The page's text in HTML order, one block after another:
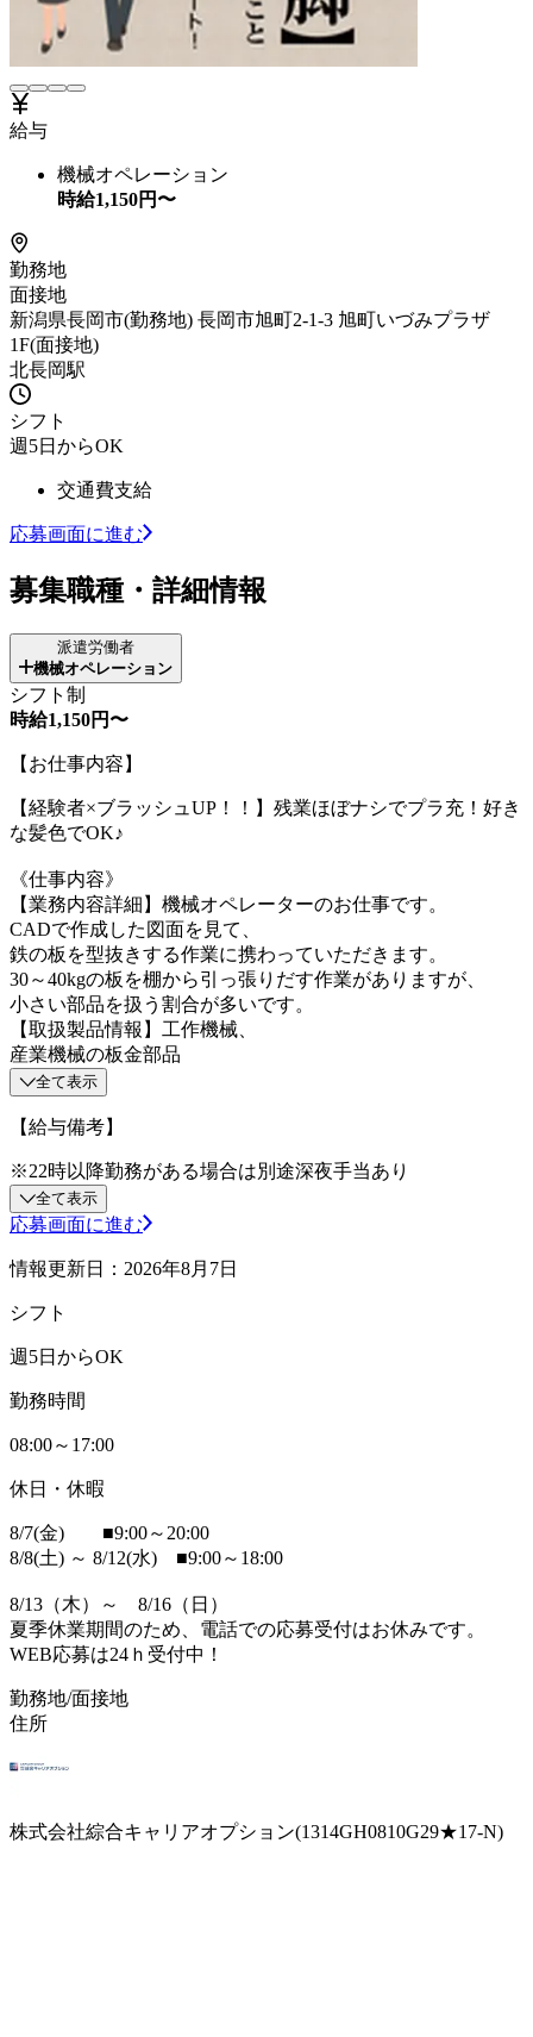
給与
機械オペレーション
時給1,150円〜
勤務地
面接地
新潟県長岡市(勤務地) 長岡市旭町2-1-3 旭町いづみプラザ
1F(面接地)
北長岡駅
シフト
週5日からOK
交通費支給
応募画面に進む
募集職種・詳細情報
派遣労働者
機械オペレーション
シフト制
時給1,150円〜
【お仕事内容】
【経験者×ブラッシュUP！！】残業ほぼナシでプラ充！好き
な髪色でOK♪
《仕事内容》
【業務内容詳細】機械オペレーターのお仕事です。
CADで作成した図面を見て、
鉄の板を型抜きする作業に携わっていただきます。
30～40kgの板を棚から引っ張りだす作業がありますが、
小さい部品を扱う割合が多いです。
【取扱製品情報】工作機械、
産業機械の板金部品
全て表示
【給与備考】
※22時以降勤務がある場合は別途深夜手当あり
全て表示
応募画面に進む
情報更新日：2026年8月7日
シフト
週5日からOK
勤務時間
08:00～17:00
休日・休暇
8/7(金) ■9:00～20:00
8/8(土) ～ 8/12(水) ■9:00～18:00
8/13（木）～ 8/16（日）
夏季休業期間のため、電話での応募受付はお休みです。
WEB応募は24ｈ受付中！
勤務地/面接地
住所
株式会社綜合キャリアオプション(1314GH0810G29★17-N)